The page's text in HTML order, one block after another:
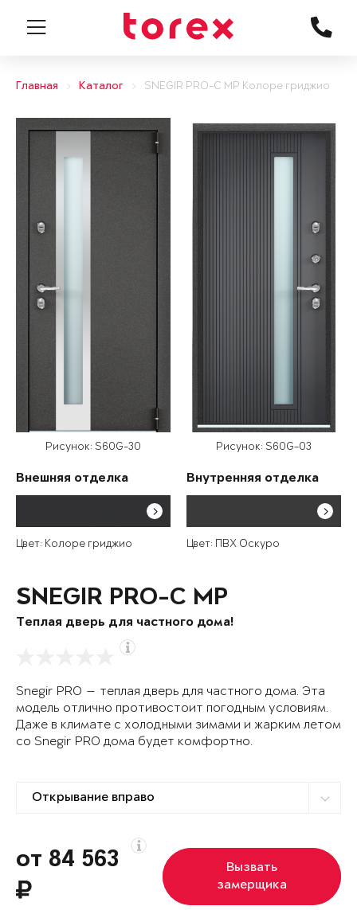
Главная Каталог SNEGIR PRO-C MP Колоре гриджио
Рисунок: S60G-30
Внешняя отделка
Цвет: Колоре гриджио
Рисунок: S60G-03
Внутренняя отделка
Цвет: ПВХ Оскуро
SNEGIR PRO-C MP
Теплая дверь для частного дома!
Snegir PRO — теплая дверь для частного дома. Эта
модель отлично противостоит погодным условиям.
Даже в климате с холодными зимами и жарким летом
со Snegir PRO дома будет комфортно.
от 84 563
Вызвать
замерщика